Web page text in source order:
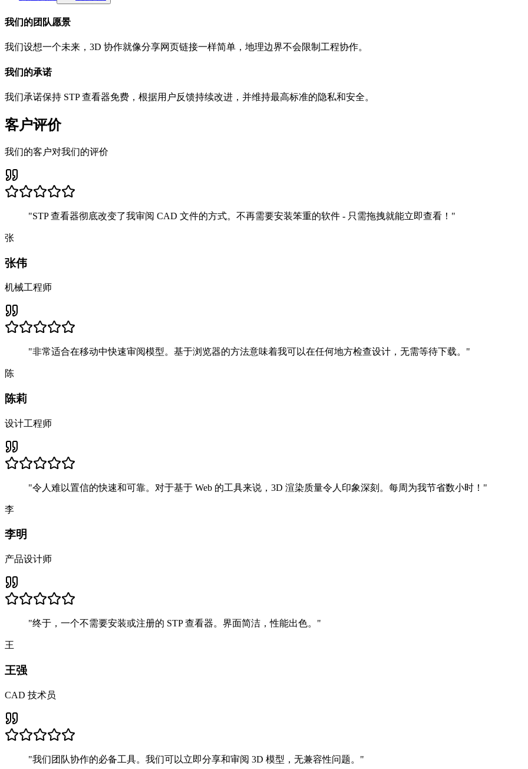
我们的团队愿景
我们设想一个未来，3D 协作就像分享网页链接一样简单，地理边界不会限制工程协作。
我们的承诺
我们承诺保持 STP 查看器免费，根据用户反馈持续改进，并维持最高标准的隐私和安全。
客户评价
我们的客户对我们的评价
"STP 查看器彻底改变了我审阅 CAD 文件的方式。不再需要安装笨重的软件 - 只需拖拽就能立即查看！ "
张
张伟
机械工程师
"非常适合在移动中快速审阅模型。基于浏览器的方法意味着我可以在任何地方检查设计，无需等待下载。 "
陈
陈莉
设计工程师
"令人难以置信的快速和可靠。对于基于 Web 的工具来说，3D 渲染质量令人印象深刻。每周为我节省数小时！ "
李
李明
产品设计师
"终于，一个不需要安装或注册的 STP 查看器。界面简洁，性能出色。 "
王
王强
CAD 技术员
"我们团队协作的必备工具。我们可以立即分享和审阅 3D 模型，无兼容性问题。 "